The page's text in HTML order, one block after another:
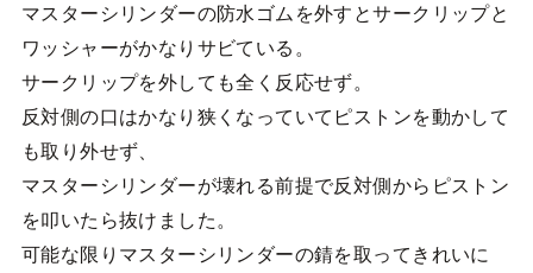
マスターシリンダーの防水ゴムを外すとサークリップと
ワッシャーがかなりサビている。
サークリップを外しても全く反応せず。
反対側の口はかなり狭くなっていてピストンを動かして
も取り外せず、
マスターシリンダーが壊れる前提で反対側からピストン
を叩いたら抜けました。
可能な限りマスターシリンダーの錆を取ってきれいに